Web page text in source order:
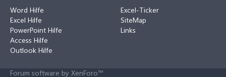
Word Hilfe
Excel Hilfe
PowerPoint Hilfe
Access Hilfe
Outlook Hilfe
Excel-Ticker
SiteMap
Links
Forum software by XenForo™